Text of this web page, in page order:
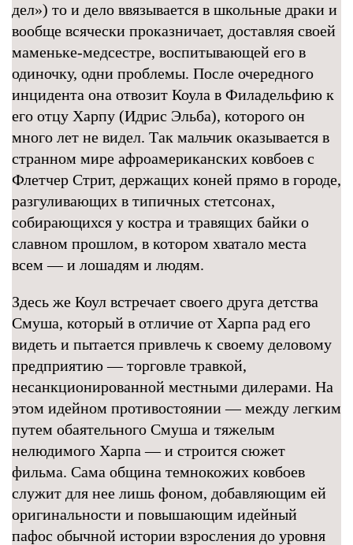
дел») то и дело ввязывается в школьные драки и
вообще всячески проказничает, доставляя своей
маменьке-медсестре, воспитывающей его в
одиночку, одни проблемы. После очередного
инцидента она отвозит Коула в Филадельфию к
его отцу Харпу (Идрис Эльба), которого он
много лет не видел. Так мальчик оказывается в
странном мире афроамериканских ковбоев с
Флетчер Стрит, держащих коней прямо в городе,
разгуливающих в типичных стетсонах,
собирающихся у костра и травящих байки о
славном прошлом, в котором хватало места
всем — и лошадям и людям.
Здесь же Коул встречает своего друга детства
Смуша, который в отличие от Харпа рад его
видеть и пытается привлечь к своему деловому
предприятию — торговле травкой,
несанкционированной местными дилерами. На
этом идейном противостоянии — между легким
путем обаятельного Смуша и тяжелым
нелюдимого Харпа — и строится сюжет
фильма. Сама община темнокожих ковбоев
служит для нее лишь фоном, добавляющим ей
оригинальности и повышающим идейный
пафос обычной истории взросления до уровня